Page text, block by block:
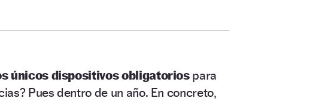
únicos dispositivos obligatoriospara
Pues dentro de un año. En concreto,